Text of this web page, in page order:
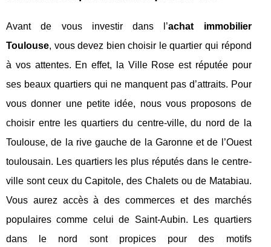
Avant de vous investir dans l’achat immobilier
Toulouse, vous devez bien choisir le quartier qui répond
à vos attentes. En effet, la Ville Rose est réputée pour
ses beaux quartiers qui ne manquent pas d’attraits. Pour
vous donner une petite idée, nous vous proposons de
choisir entre les quartiers du centre-ville, du nord de la
Toulouse, de la rive gauche de la Garonne et de l’Ouest
toulousain. Les quartiers les plus réputés dans le centre-
ville sont ceux du Capitole, des Chalets ou de Matabiau.
Vous aurez accès à des commerces et des marchés
populaires comme celui de Saint-Aubin. Les quartiers
dans le nord sont propices pour des motifs